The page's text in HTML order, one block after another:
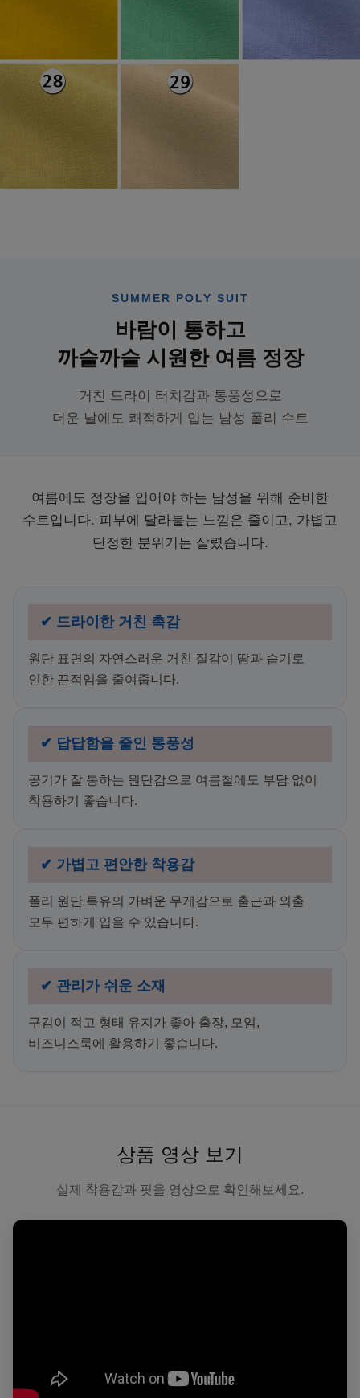
SUMMER POLY SUIT
바람이 통하고
까슬까슬 시원한 여름 정장
거친 드라이 터치감과 통풍성으로
더운 날에도 쾌적하게 입는 남성 폴리 수트
여름에도 정장을 입어야 하는 남성을 위해 준비한
수트입니다. 피부에 달라붙는 느낌은 줄이고, 가볍고
단정한 분위기는 살렸습니다.
✔ 드라이한 거친 촉감
원단 표면의 자연스러운 거친 질감이 땀과 습기로
인한 끈적임을 줄여줍니다.
✔ 답답함을 줄인 통풍성
공기가 잘 통하는 원단감으로 여름철에도 부담 없이
착용하기 좋습니다.
✔ 가볍고 편안한 착용감
폴리 원단 특유의 가벼운 무게감으로 출근과 외출
모두 편하게 입을 수 있습니다.
✔ 관리가 쉬운 소재
구김이 적고 형태 유지가 좋아 출장, 모임,
비즈니스룩에 활용하기 좋습니다.
상품 영상 보기
실제 착용감과 핏을 영상으로 확인해보세요.